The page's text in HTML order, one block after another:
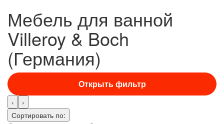
Мебель для ванной
Villeroy & Boch
(Германия)
Открыть фильтр
‹
›
Сортировать по: